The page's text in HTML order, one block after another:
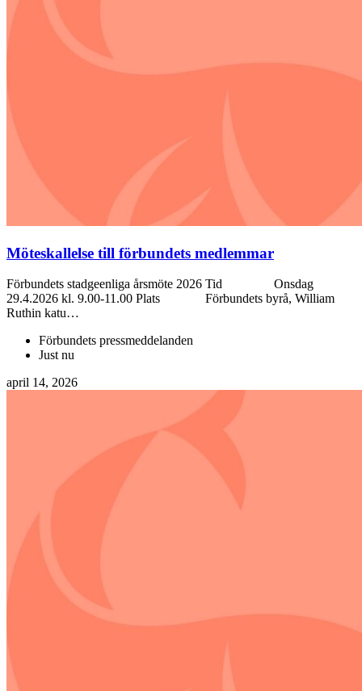
Möteskallelse till förbundets medlemmar
Förbundets stadgeenliga årsmöte 2026 Tid Onsdag
29.4.2026 kl. 9.00-11.00 Plats Förbundets byrå, William
Ruthin katu…
Förbundets pressmeddelanden
Just nu
april 14, 2026